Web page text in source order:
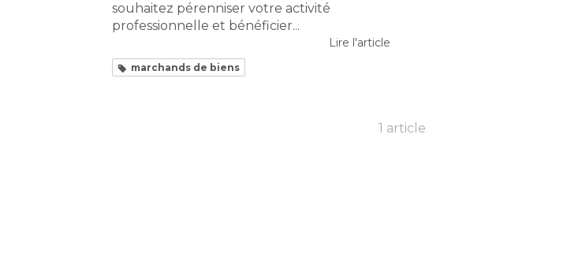
souhaitez pérenniser votre activité
professionnelle et bénéficier...
Lire l'article
marchands de biens
1 article